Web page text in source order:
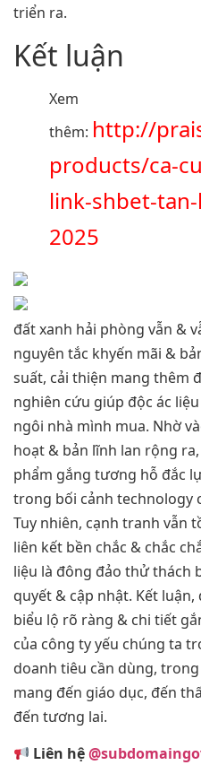
triển ra.
Kết luận
Xem
thêm: http://
products/ca-
link-shbet-
2025
đất xanh hải phòng vẫn &
nguyên tắc khyến mãi &
suất, cải thiện mang thêm
nghiên cứu giúp độc ác
ngôi nhà mình mua. Nhờ
hoạt & bản lĩnh lan rộng
phẩm gắng tương hỗ đắc
trong bối cảnh technology
Tuy nhiên, cạnh tranh vẫn
liên kết bền chắc & chắc
liệu là đông đảo thử thách
quyết & cập nhật. Kết
biểu lộ rõ ràng & chi tiết
của công ty yếu chúng ta
doanh tiêu cần dùng,
mang đến giáo dục, đến
đến tương lai.
Liên hệ